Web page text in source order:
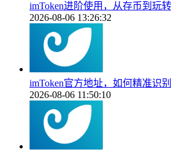
imToken进阶使用，从存币到玩
2026-08-06 13:26:32
imToken官方地址，如何精准识
2026-08-06 11:50:10